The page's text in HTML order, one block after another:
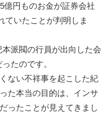
億円ものお金が証券会社
ていたことが判明しま
派閥の行員が出向した会
たのです。
ない不祥事を起こした紀
た本当の目的は、インサ
ったことが見えてきまし